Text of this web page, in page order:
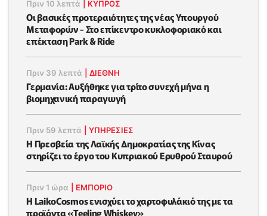
Πριν 10 λεπτά ΚΥΠΡΟΣ
Οι βασικές προτεραιότητες της νέας Υπουργού
Μεταφορών - Στο επίκεντρο κυκλοφοριακό και
επέκταση Park & Ride
Πριν 39 λεπτά |ΔΙΕΘΝΗ
Γερμανία: Αυξήθηκε για τρίτο συνεχή μήνα η
βιομηχανική παραγωγή
Πριν 59 λεπτά |ΥΠΗΡΕΣΙΕΣ
Η Πρεσβεία της Λαϊκής Δημοκρατίας της Κίνας
στηρίζει το έργο του Κυπριακού Ερυθρού Σταυρού
Πριν 1 ώρα ΕΜΠΟΡΙΟ
Η LaikoCosmos ενισχύει το χαρτοφυλάκιό της με τα
προϊόντα «Teeling Whiskey»